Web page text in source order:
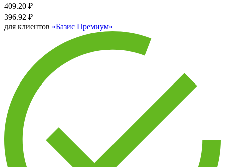
409.20 ₽
396.92 ₽
для клиентов «Базис Премиум»